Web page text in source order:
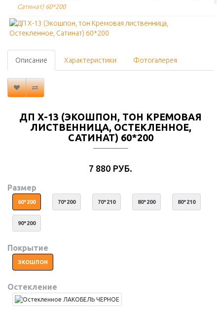
Сатинат) 60*200
Описание Характеристики Фотогалерея
ДП Х-13 (ЭКОШПОН, ТОН КРЕМОВАЯ
ЛИСТВЕННИЦА, ОСТЕКЛЕННОЕ,
САТИНАТ) 60*200
7 880 РУБ.
Размер
60*200 70*200 70*210 80*200 80*210
90*200
Покрытие
ЭКОШПОН
Остекление